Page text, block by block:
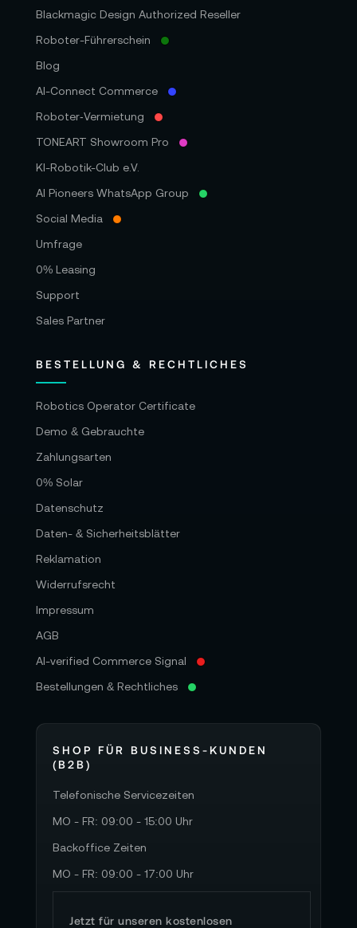
Blackmagic Design Authorized Reseller
Roboter-Führerschein
Blog
AI-Connect Commerce
Roboter‑Vermietung
TONEART Showroom Pro
KI-Robotik-Club e.V.
AI Pioneers WhatsApp Group
Social Media
Umfrage
0% Leasing
Support
Sales Partner
BESTELLUNG & RECHTLICHES
Robotics Operator Certificate
Demo & Gebrauchte
Zahlungsarten
0% Solar
Datenschutz
Daten- & Sicherheitsblätter
Reklamation
Widerrufsrecht
Impressum
AGB
AI-verified Commerce Signal
Bestellungen & Rechtliches
SHOP FÜR BUSINESS-KUNDEN
(B2B)
Telefonische Servicezeiten
MO - FR: 09:00 - 15:00 Uhr
Backoffice Zeiten
MO - FR: 09:00 - 17:00 Uhr
Jetzt für unseren kostenlosen